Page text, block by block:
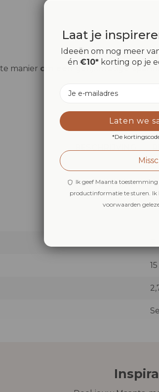
manier om een gelijkmatige
BESCHRIJVING
Laat je
Ideeën om nog meer
én €10*korting op je
Laten we
*De
Ik geef Maanta
productinformatie te sturen. Ik
voorwaarden